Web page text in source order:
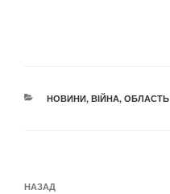
КАТЕГОРІЇ
НОВИНИ, ВІЙНА, ОБЛАСТЬ
Попередній
НАЗАД